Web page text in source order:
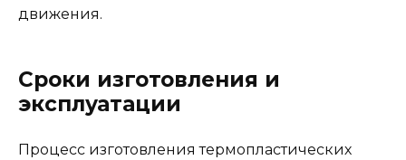
движения.
Сроки изготовления и
эксплуатации
Процесс изготовления термопластических